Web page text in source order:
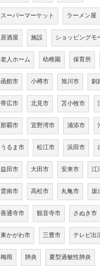
スーパーマーケット ラーメン屋
居酒屋 施設 ショッピングモ
老人ホーム 幼稚園 保育所
函館市 小樽市 旭川市 釧
帯広市 北見市 苫小牧市
那覇市 宜野湾市 浦添市
うるま市 松江市 浜田市
益田市 大田市 安来市 江
雲南市 高松市 丸亀市 坂
善通寺市 観音寺市 さぬき市
東かがわ市 三豊市 テレビ出
梅雨 肺炎 夏型過敏性肺炎